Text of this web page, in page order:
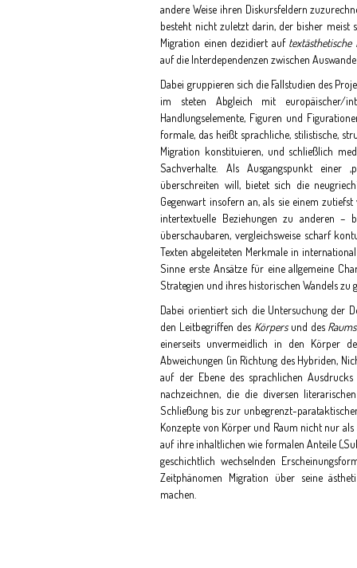
andere Weise ihren Diskursfeldern
besteht nicht zuletzt darin, der bisher meist
Migration einen dezidiert auf textästhetische
auf die Interdependenzen zwischen
Dabei gruppieren sich die Fallstudien des
im steten Abgleich mit europäischer/
Handlungselemente, Figuren und
formale, das heißt sprachliche, stilistische,
Migration konstituieren, und schließlich
Sachverhalte. Als Ausgangspunkt einer
überschreiten will, bietet sich die
Gegenwart insofern an, als sie einem
intertextuelle Beziehungen zu anderen –
überschaubaren, vergleichsweise scharf
Texten abgeleiteten Merkmale in
Sinne erste Ansätze für eine allgemeine
Strategien und ihres historischen Wandels zu
Dabei orientiert sich die Untersuchung der
den Leitbegriffen des Körpersund des Raums
einerseits unvermeidlich in den Körper
Abweichungen (in Richtung des Hybriden,
auf der Ebene des sprachlichen
nachzeichnen, die die diversen
Schließung bis zur unbegrenzt-
Konzepte von Körper und Raum nicht nur
auf ihre inhaltlichen wie formalen Anteile
geschichtlich wechselnden
Zeitphänomen Migration über seine
machen.